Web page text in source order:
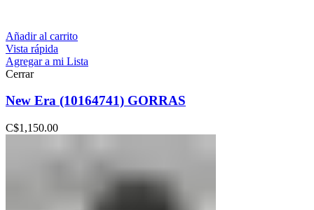
Añadir al carrito
Vista rápida
Agregar a mi Lista
Cerrar
New Era (10164741) GORRAS
C$1,150.00